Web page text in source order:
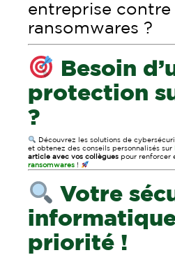
entreprise contre
ransomwares ?
Besoin
protection
?
Découvrez les solutions de
et obtenez des conseils personnalisés sur
article avec vos collègues pour renforcer
ransomwares !
Votre
priorité !